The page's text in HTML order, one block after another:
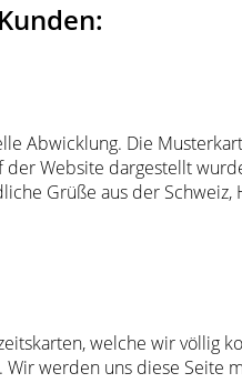
Abwicklung. Die
der Website dargestellt
Grüße aus der Schweiz,
welche wir völlig
Wir werden uns diese Seite